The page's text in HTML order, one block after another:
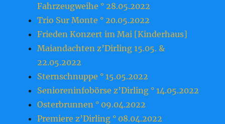
Fahrzeugweihe ° 28.05.2022
Trio Sur Monte ° 20.05.2022
Frieden Konzert im Mai [Kinderhaus]
Maiandachten z’Dirling 15.05. &
22.05.2022
Sternschnuppe ° 15.05.2022
Senioreninfobörse z’Dirling ° 14.05.2022
Osterbrunnen ° 09.04.2022
Premiere z’Dirling ° 08.04.2022